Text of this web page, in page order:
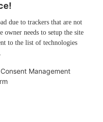
due to trackers that are not
owner needs to setup the site
to the list of technologies
Management